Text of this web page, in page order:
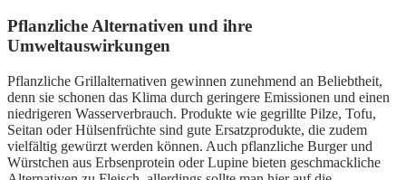
Pflanzliche Alternativen und ihre
Umweltauswirkungen
Pflanzliche Grillalternativen gewinnen zunehmend an Beliebtheit,
denn sie schonen das Klima durch geringere Emissionen und einen
niedrigeren Wasserverbrauch. Produkte wie gegrillte Pilze, Tofu,
Seitan oder Hülsenfrüchte sind gute Ersatzprodukte, die zudem
vielfältig gewürzt werden können. Auch pflanzliche Burger und
Würstchen aus Erbsenprotein oder Lupine bieten geschmackliche